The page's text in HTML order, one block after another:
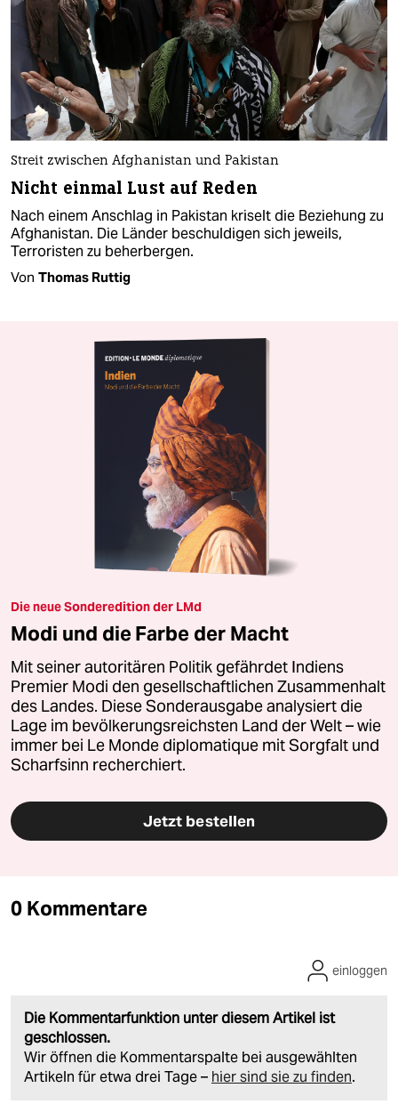
Streit zwischen Afghanistan und Pakistan
Nicht einmal Lust auf Reden
Nach einem Anschlag in Pakistan kriselt die Beziehung zu
Afghanistan. Die Länder beschuldigen sich jeweils,
Terroristen zu beherbergen.
Von Thomas Ruttig
Die neue Sonderedition der LMd
Modi und die Farbe der Macht
Mit seiner autoritären Politik gefährdet Indiens
Premier Modi den gesellschaftlichen Zusammenhalt
des Landes. Diese Sonderausgabe analysiert die
Lage im bevölkerungsreichsten Land der Welt – wie
immer bei Le Monde diplomatique mit Sorgfalt und
Scharfsinn recherchiert.
Jetzt bestellen
0 Kommentare
Die Kommentarfunktion unter diesem Artikel ist
geschlossen.
Wir öffnen die Kommentarspalte bei ausgewählten
Artikeln für etwa drei Tage – hier sind sie zu finden.
einloggen